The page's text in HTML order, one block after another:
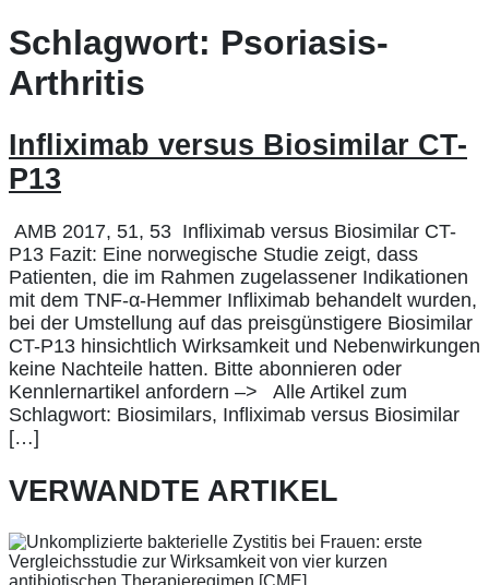
Schlagwort: Psoriasis-
Arthritis
Infliximab versus Biosimilar CT-
P13
AMB 2017, 51, 53 Infliximab versus Biosimilar CT-
P13 Fazit: Eine norwegische Studie zeigt, dass
Patienten, die im Rahmen zugelassener Indikationen
mit dem TNF-α-Hemmer Infliximab behandelt wurden,
bei der Umstellung auf das preisgünstigere Biosimilar
CT-P13 hinsichtlich Wirksamkeit und Nebenwirkungen
keine Nachteile hatten. Bitte abonnieren oder
Kennlernartikel anfordern –> Alle Artikel zum
Schlagwort: Biosimilars, Infliximab versus Biosimilar
[…]
VERWANDTE ARTIKEL